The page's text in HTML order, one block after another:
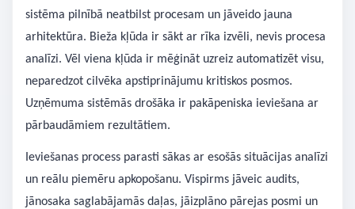
sistēma pilnībā neatbilst procesam un jāveido jauna
arhitektūra. Bieža kļūda ir sākt ar rīka izvēli, nevis procesa
analīzi. Vēl viena kļūda ir mēģināt uzreiz automatizēt visu,
neparedzot cilvēka apstiprinājumu kritiskos posmos.
Uzņēmuma sistēmās drošāka ir pakāpeniska ieviešana ar
pārbaudāmiem rezultātiem.
Ieviešanas process parasti sākas ar esošās situācijas analīzi
un reālu piemēru apkopošanu. Vispirms jāveic audits,
jānosaka saglabājamās daļas, jāizplāno pārejas posmi un